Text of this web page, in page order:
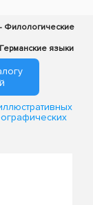
Филологические
языки